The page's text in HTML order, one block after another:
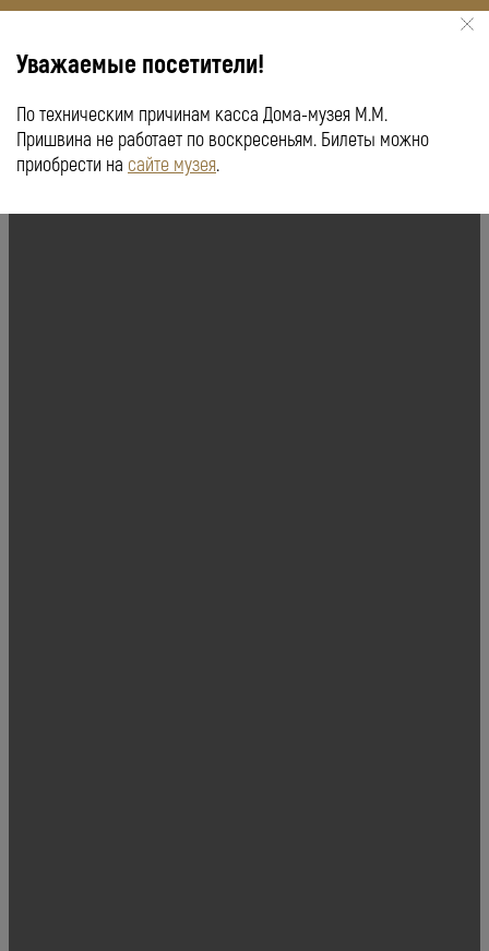
КУПИТЬ БИЛЕТ ПУШКИНСКАЯ КАРТА
Уважаемые посетители!
По техническим причинам касса Дома-музея М.М.
Пришвина не работает по воскресеньям. Билеты можно
приобрести на сайте музея.